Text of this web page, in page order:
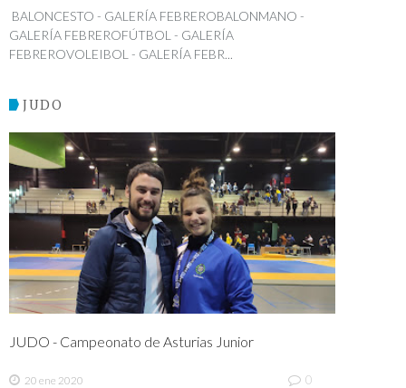
BALONCESTO - GALERÍA FEBREROBALONMANO -
GALERÍA FEBREROFÚTBOL - GALERÍA
FEBREROVOLEIBOL - GALERÍA FEBR...
JUDO
JUDO - Campeonato de Asturias Junior
20 ene 2020 0